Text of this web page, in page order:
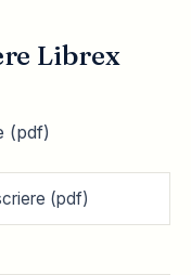
Librex
(pdf)
(pdf)